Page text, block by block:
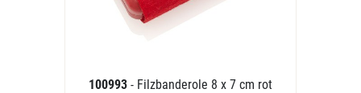
100993 - Filzbanderole 8 x 7 cm rot